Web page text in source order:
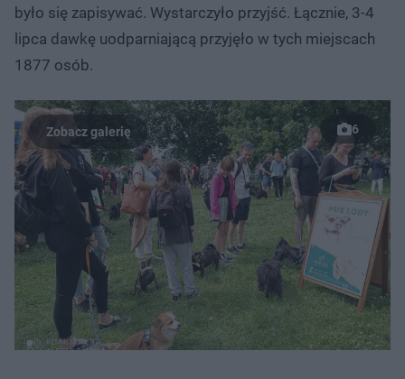
było się zapisywać. Wystarczyło przyjść. Łącznie, 3-4
lipca dawkę uodparniającą przyjęło w tych miejscach
1877 osób.
6